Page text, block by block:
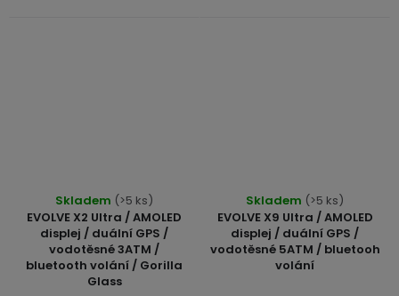
EVOLVE X2 Ultra / AMOLED
displej / duální GPS /
vodotěsné 3ATM /
bluetooth volání / Gorilla
Glass
Skladem (>5 ks)
EVOLVE X9 Ultra / AMOLED
displej / duální GPS /
vodotěsné 5ATM / bluetooh
volání
hodnocení
produktu
je
5,0
Skladem (>5 ks)